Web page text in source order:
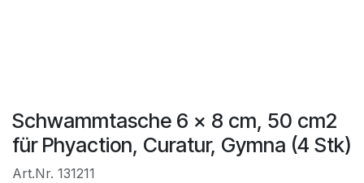
Schwammtasche 6 x 8 cm, 50 cm2
für Phyaction, Curatur, Gymna (4 Stk)
Art.Nr. 131211